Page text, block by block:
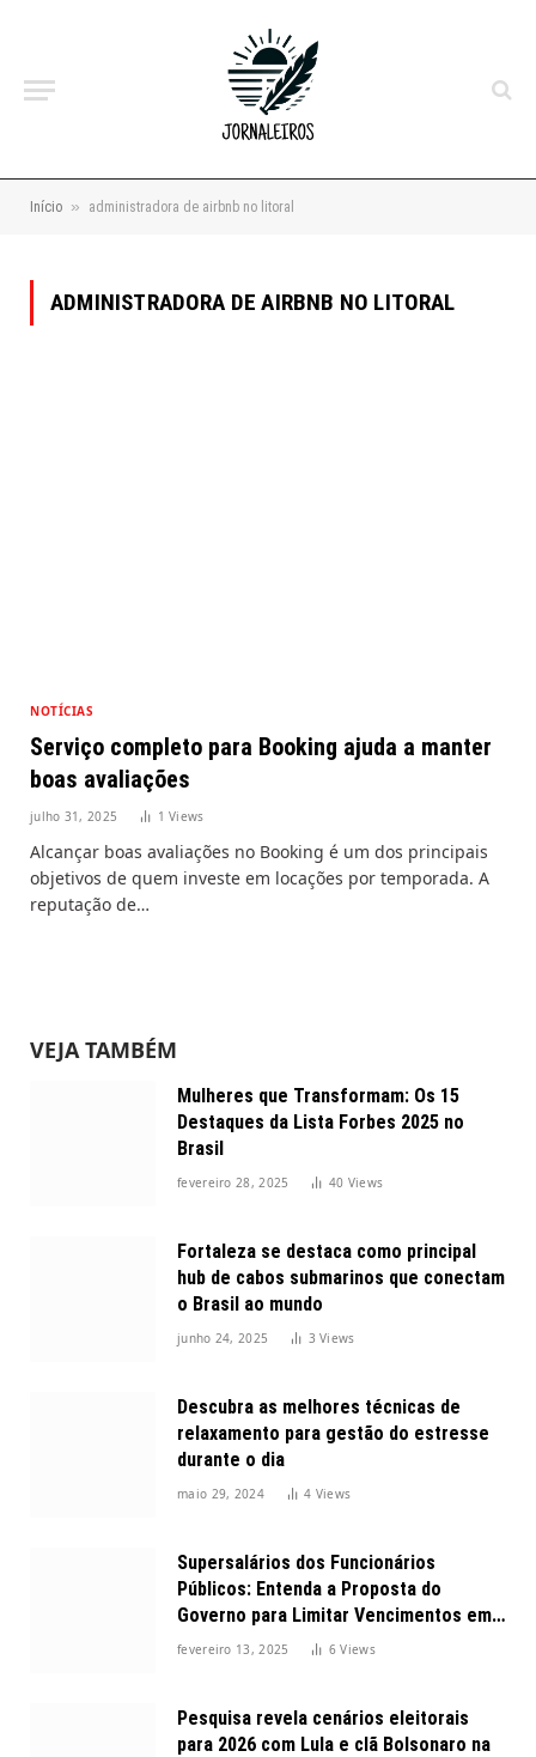
Início » administradora de airbnb no litoral
ADMINISTRADORA DE AIRBNB NO LITORAL
NOTÍCIAS
Serviço completo para Booking ajuda a manter
boas avaliações
julho 31, 2025 1Views
Alcançar boas avaliações no Booking é um dos principais
objetivos de quem investe em locações por temporada. A
reputação de…
VEJA TAMBÉM
Mulheres que Transformam: Os 15
Destaques da Lista Forbes 2025 no
Brasil
fevereiro 28, 2025 40 Views
Fortaleza se destaca como principal
hub de cabos submarinos que conectam
o Brasil ao mundo
junho 24, 2025 3Views
Descubra as melhores técnicas de
relaxamento para gestão do estresse
durante o dia
maio 29, 2024 4 Views
Supersalários dos Funcionários
Públicos: Entenda a Proposta do
Governo para Limitar Vencimentos em
2025
fevereiro 13, 2025 6Views
Pesquisa revela cenários eleitorais
para 2026 com Lula e clã Bolsonaro na